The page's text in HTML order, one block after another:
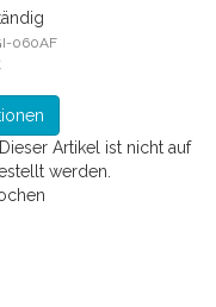
060AF
Dieser Artikel ist nicht auf
werden.